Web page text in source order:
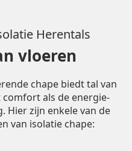
Herentals
vloeren
chape biedt tal van
als de energie-
Hier zijn enkele van de
van isolatie chape: